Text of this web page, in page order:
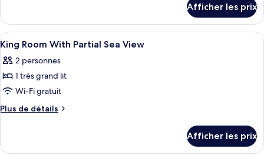
chambre :
Twin
Room
With
Partial
Sea
View
Twin
Room
With
Partial
Sea
View
Afficher les prix
Afficher
toutes
les
photos
pour
ce
chambre :
Une chambre d’hôtel moderne
10
King Room With Partial Sea View
2 personnes
1 très grand lit
Wi-Fi gratuit
Plus de détails
Plus
King
Afficher les prix